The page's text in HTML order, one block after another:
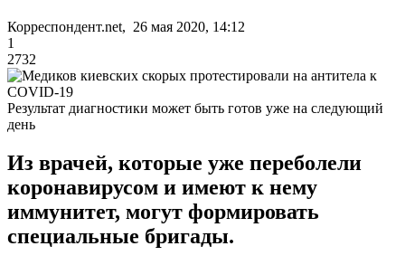
Корреспондент.net, 26 мая 2020, 14:12
1
2732
Результат диагностики может быть готов уже на следующий
день
Из врачей, которые уже переболели
коронавирусом и имеют к нему
иммунитет, могут формировать
специальные бригады.